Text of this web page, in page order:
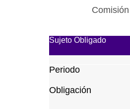
Sujeto Obligado
Periodo
Obligación